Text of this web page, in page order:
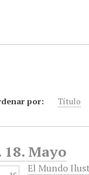
por: Título
Mayo
El Mundo